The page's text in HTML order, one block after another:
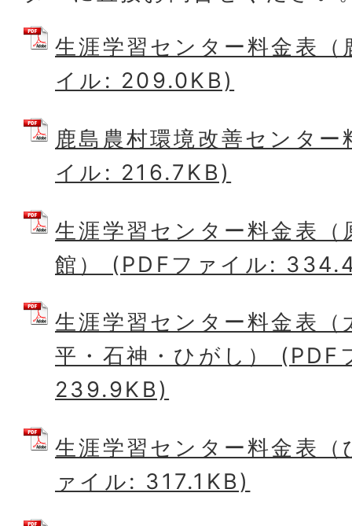
生涯学習センター料金表
イル: 209.0KB)
鹿島農村環境改善センタ
イル: 216.7KB)
生涯学習センター料金表（
館） (PDFファイル:
生涯学習センター料金表（
平・石神・ひがし） (PDF
239.9KB)
生涯学習センター料金表
ァイル: 317.1KB)